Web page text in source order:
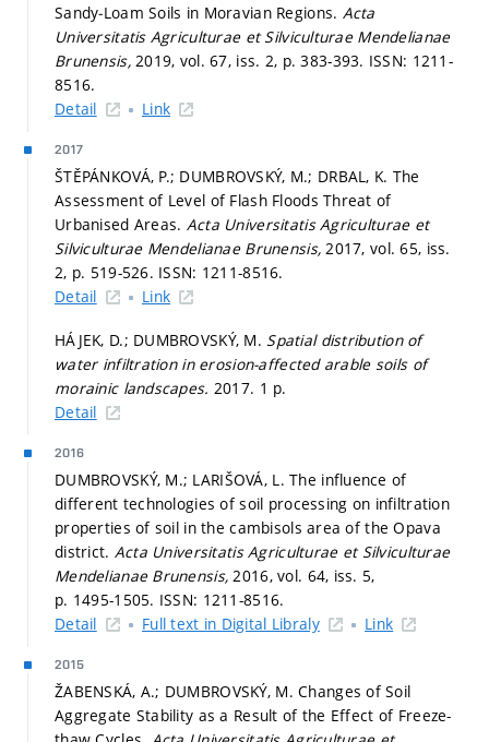
Sandy‑Loam Soils in Moravian Regions. Acta
Universitatis Agriculturae et Silviculturae Mendelianae
Brunensis,2019, vol. 67, iss. 2, p. 383-393. ISSN: 1211-
8516.
Detail
Link
2017
ŠTĚPÁNKOVÁ, P.; DUMBROVSKÝ, M.; DRBAL, K. The
Assessment of Level of Flash Floods Threat of
Urbanised Areas. Acta Universitatis Agriculturae et
Silviculturae Mendelianae Brunensis,2017, vol. 65, iss.
2, p. 519-526. ISSN: 1211-8516.
Detail
Link
HÁJEK, D.; DUMBROVSKÝ, M. Spatial distribution of
water infiltration in erosion-affected arable soils of
morainic landscapes. 2017. 1 p.
Detail
2016
DUMBROVSKÝ, M.; LARIŠOVÁ, L. The influence of
different technologies of soil processing on infiltration
properties of soil in the cambisols area of the Opava
district. Acta Universitatis Agriculturae et Silviculturae
Mendelianae Brunensis, 2016, vol. 64, iss. 5,
p. 1495-1505. ISSN: 1211-8516.
Detail
Full text in Digital Libraly Link
2015
ŽABENSKÁ, A.; DUMBROVSKÝ, M. Changes of Soil
Aggregate Stability as a Result of the Effect of Freeze-